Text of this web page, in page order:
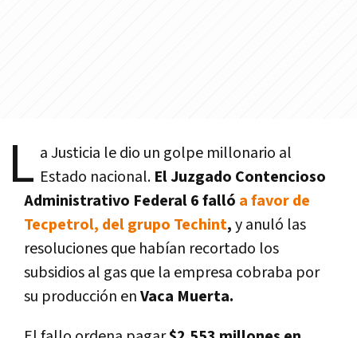
L a Justicia le dio un golpe millonario al
Estado nacional. El Juzgado Contencioso
Administrativo Federal 6 falló a favor de
Tecpetrol, del grupo Techint,y anuló las
resoluciones que habían recortado los
subsidios al gas que la empresa cobraba por
su producción enVaca Muerta.